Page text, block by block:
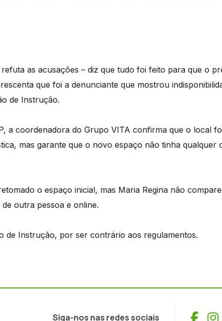
as acusações – diz que tudo foi feito para que o
que foi a denunciante que mostrou
de Instrução.
a coordenadora do Grupo VITA confirma que o local
mas garante que o novo espaço não tinha qualquer
o espaço inicial, mas Maria Regina não
outra pessoa e online.
de Instrução, por ser contrário aos regulamentos.
Siga-nos nas redes sociais